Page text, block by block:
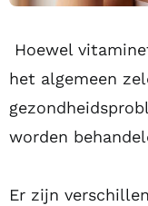
Hoewel
het algemeen
worden
Er zijn